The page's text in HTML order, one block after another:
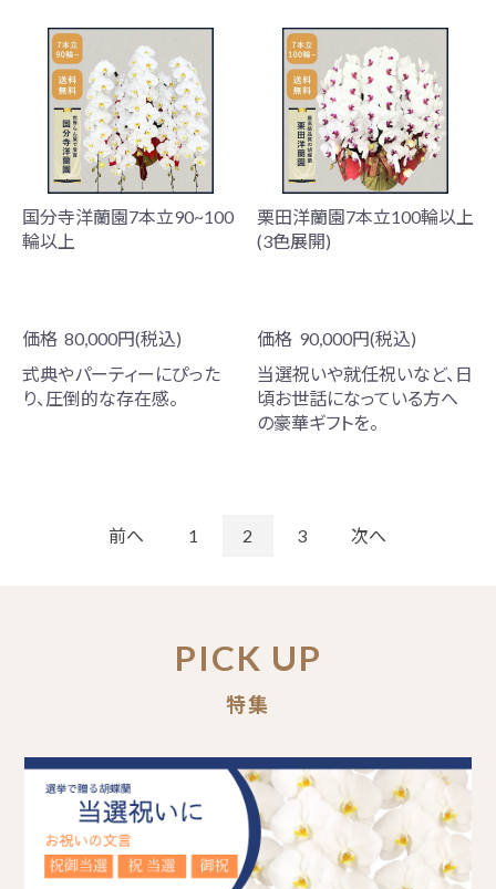
国分寺洋蘭園7本立90~100
輪以上
価格 80,000円(税込)
式典やパーティーにぴった
り、圧倒的な存在感。
栗田洋蘭園7本立100輪以上
(3色展開)
価格 90,000円(税込)
当選祝いや就任祝いなど、日
頃お世話になっている方へ
の豪華ギフトを。
前へ 1 2 3 次へ
PICK UP